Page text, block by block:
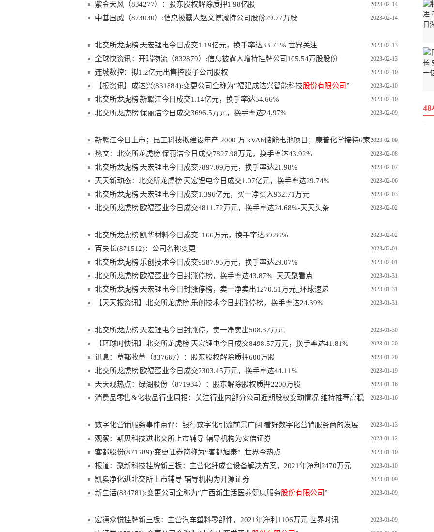
2023-02-14
紫金天风（834277）：股东股权解除质押1.98亿股
2023-02-14
中基国威（873030）:信息披露人赵文博减持公司股份29.77万股
2023-02-13
北交所龙虎榜|天宏锂电今日成交1.19亿元，换手率达33.75% 世界关注
2023-02-13
全球快资讯：开瑞物流（832879）:信息披露人增持挂牌公司105.54万股股份
2023-02-10
连城数控：拟1.2亿元出售控股子公司股权
2023-02-10
【报资讯】成达兴(831884):变更公司全称为“福建成达兴智能科技股份有限公司 ”
2023-02-10
北交所龙虎榜|新赣江今日成交1.14亿元，换手率达54.66%
2023-02-09
北交所龙虎榜|保丽洁今日成交3696.5万元，换手率达24.97%
2023-02-09
新赣江今日上市；昆工科技拟建设年产 2000 万 kVAh储能电池项目；康普化学接待6家
机构的调研
2023-02-08
热文：北交所龙虎榜|保丽洁今日成交7827.98万元，换手率达43.92%
2023-02-07
北交所龙虎榜|天宏锂电今日成交7897.09万元，换手率达21.98%
2023-02-06
天天新动态：北交所龙虎榜|天宏锂电今日成交1.07亿元，换手率达29.74%
2023-02-03
北交所龙虎榜|天宏锂电今日成交1.396亿元，买一净买入932.71万元
2023-02-02
北交所龙虎榜|欧福蛋业今日成交4811.72万元，换手率达24.68%-天天头条
2023-02-02
北交所龙虎榜|凯华材料今日成交5166万元，换手率达39.86%
2023-02-01
百夫长(871512)：公司名称变更
2023-02-01
北交所龙虎榜|乐创技术今日成交9587.95万元，换手率达29.07%
2023-01-31
北交所龙虎榜|欧福蛋业今日封涨停榜，换手率达43.87%_天天聚看点
2023-01-31
北交所龙虎榜|天宏锂电今日封涨停榜，卖一净卖出1270.51万元_环球速递
2023-01-31
【天天报资讯】北交所龙虎榜|乐创技术今日封涨停榜，换手率达24.39%
2023-01-30
北交所龙虎榜|天宏锂电今日封涨停，卖一净卖出508.37万元
2023-01-20
【环球时快讯】北交所龙虎榜|天宏锂电今日成交8498.57万元，换手率达41.81%
2023-01-20
讯息：草都牧草（837687）：股东股权解除质押600万股
2023-01-19
北交所龙虎榜|欧福蛋业今日成交7303.45万元，换手率达44.11%
2023-01-16
天天观热点：绿湖股份（871934）：股东解除股权质押2200万股
2023-01-16
消费品零售&化妆品行业周报：关注行业内部分公司近期股权变动情况 维持推荐高稳
2023-01-13
数字化营销服务事件点评：银行数字化引流前景广阔 看好数字化营销服务商的发展
2023-01-12
观察：斯贝科技进北交所上市辅导 辅导机构为安信证券
2023-01-10
客都股份(871589):变更证券简称为“客都旭泰”_世界今热点
2023-01-10
报道：聚新科技挂牌新三板：主营化纤成套设备解决方案，2021年净利2470万元
2023-01-09
凯奥净化进北交所上市辅导 辅导机构为开源证券
2023-01-09
新生活(834781):变更公司全称为“广西新生活医养健康服务股份有限公司 ”
2023-01-09
宏德众悦挂牌新三板：主营汽车塑料零部件，2021年净利1106万元 世界时讯